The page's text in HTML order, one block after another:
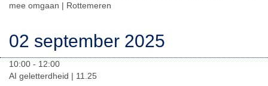
mee omgaan | Rottemeren
02 september 2025
10:00 - 12:00
AI geletterdheid | 11.25